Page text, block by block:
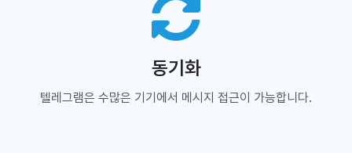
동기화
텔레그램은 수많은 기기에서 메시지 접근이 가능합니다.